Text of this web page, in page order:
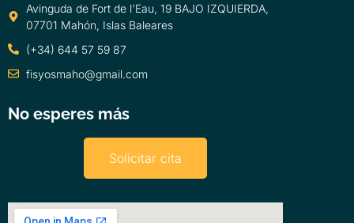
Avinguda de Fort de l'Eau, 19 BAJO IZQUIERDA,
07701 Mahón, Islas Baleares
(+34) 644 57 59 87
fisyosmaho@gmail.com
No esperes más
Solicitar cita